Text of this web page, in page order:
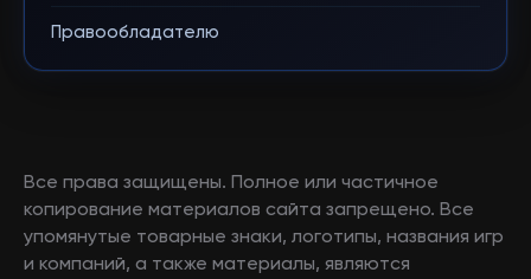
Правообладателю
Все права защищены. Полное или частичное
копирование материалов сайта запрещено. Все
упомянутые товарные знаки, логотипы, названия игр
и компаний, а также материалы, являются